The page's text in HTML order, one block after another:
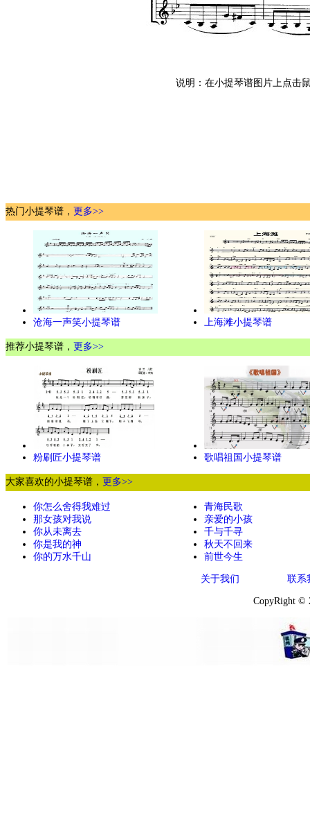
说明：在小提琴谱图片上点击
热门小提琴谱， 更多>>
沧海一声笑小提琴谱 上海滩小提琴谱
推荐小提琴谱， 更多>>
粉刷匠小提琴谱 歌唱祖国小提琴谱
大家喜欢的小提琴谱， 更多>>
你怎么舍得我难过
那女孩对我说
你从未离去
你是我的神
你的万水千山
青海民歌
亲爱的小孩
千与千寻
秋天不回来
前世今生
关于我们 联系
CopyRight ©